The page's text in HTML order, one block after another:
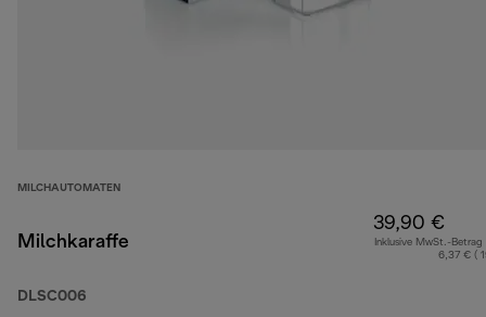
MILCHAUTOMATEN
Milchkaraffe
DLSC006
39,90 €
Inklusive MwSt.-Betrag
6,37 € (